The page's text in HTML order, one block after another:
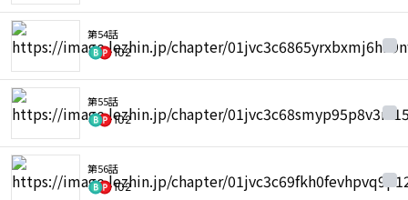
第54話
102
第55話
102
第56話
102